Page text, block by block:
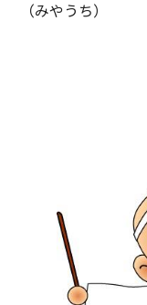
（みやうち）